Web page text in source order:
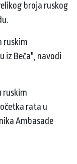
broja ruskog
ruskim
iz Beča", navodi
ruskim
rata u
Ambasade